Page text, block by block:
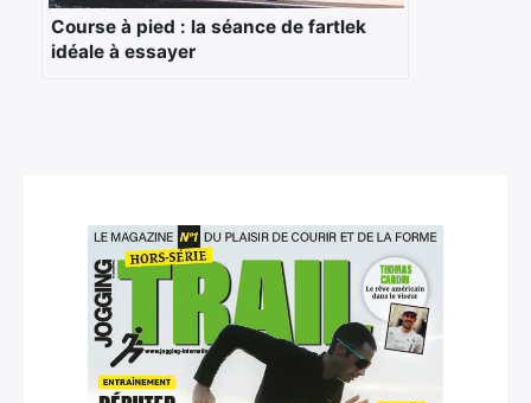
Course à pied : la séance de fartlek
idéale à essayer